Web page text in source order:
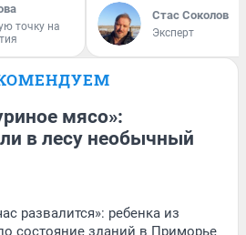
точку на
Стас Соколов
Эксперт
мясо»:
в лесу необычный
развалится»: ребенка из
состояние зданий в Приморье